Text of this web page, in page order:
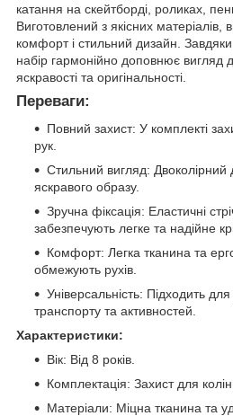
катання на скейтборді, роликах,
Виготовлений з якісних
комфорт і стильний дизайн.
набір гармонійно доповнює вигляд
яскравості та оригінальності.
Переваги:
Повний захист: У комплекті
рук.
Стильний вигляд: Двоколірний
яскравого образу.
Зручна фіксація: Еластичні
забезпечують легке та надійне
Комфорт: Легка тканина та
обмежують рухів.
Універсальність: Підходить для
транспорту та активностей.
Характеристики:
Вік: Від 8 років.
Комплектація: Захист для колін,
Матеріали: Міцна тканина та